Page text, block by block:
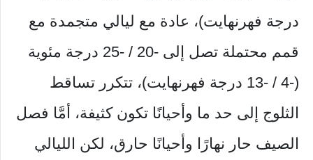
درجة فهرنهايت)، عادة مع ليالي متجمدة مع
قمم محتملة تصل إلى -20 / -25 درجة مئوية
(-4 / -13 درجة فهرنهايت)، تتكرر تساقط
الثلوج إلى حد ما وأحيانًا تكون كثيفة، أمَّا فصل
الصيف حار نهارًا وأحيانًا حارق، لكن الليالي